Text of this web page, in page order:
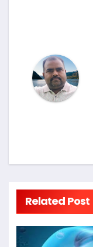
Related Post